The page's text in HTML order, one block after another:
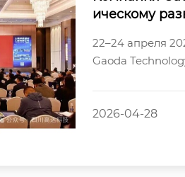
ическому
«умных»
сти»
22–24 апреля
Gaoda
2026-04-28